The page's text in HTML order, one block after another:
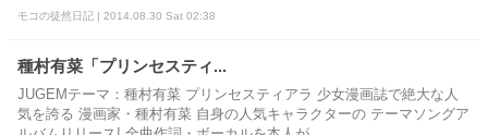
モコの徒然日記 | 2014.08.30 Sat 02:38
種村有菜「プリンセスティ...
JUGEMテーマ：種村有菜 プリンセスティアラ 少女漫画誌で絶大な人
気を誇る 漫画家・種村有菜 自身の人気キャラクターの テーマソングア